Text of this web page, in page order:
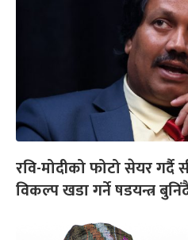
रवि-मोदीको फोटो सेयर
विकल्प खडा गर्ने षडयन्त्र